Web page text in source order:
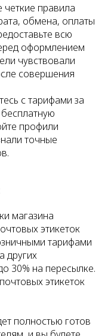
правила
обмена, оплаты
всю
оформлением
чувствовали
совершения
с тарифами за
профили
точные
магазина
этикеток
тарифами
других
30% на пересылке.
этикеток
полностью готов